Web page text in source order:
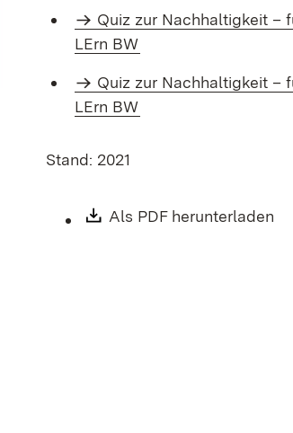
Quiz zur Nachhaltigkeit –
LErn BW
Quiz zur Nachhaltigkeit –
LErn BW
Stand: 2021
Download:
Als PDF herunterladen